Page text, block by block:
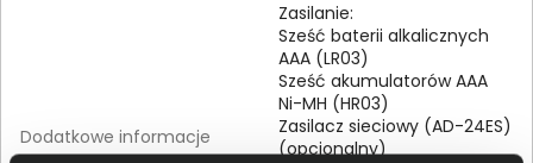
Dodatkowe informacje
Zasilanie:
Sześć baterii alkalicznych
AAA (LR03)
Sześć akumulatorów AAA
Ni-MH (HR03)
Zasilacz sieciowy (AD-24ES)
(opcjonalny)